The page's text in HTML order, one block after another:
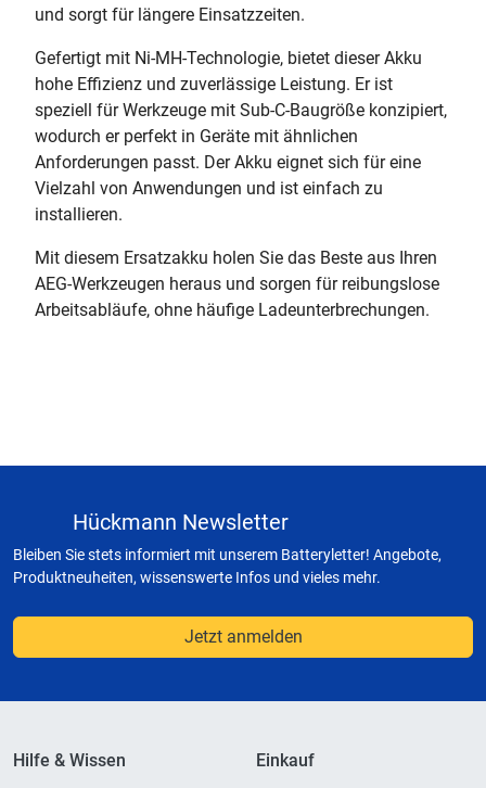
und sorgt für längere Einsatzzeiten.
Gefertigt mit Ni-MH-Technologie, bietet dieser Akku
hohe Effizienz und zuverlässige Leistung. Er ist
speziell für Werkzeuge mit Sub-C-Baugröße konzipiert,
wodurch er perfekt in Geräte mit ähnlichen
Anforderungen passt. Der Akku eignet sich für eine
Vielzahl von Anwendungen und ist einfach zu
installieren.
Mit diesem Ersatzakku holen Sie das Beste aus Ihren
AEG-Werkzeugen heraus und sorgen für reibungslose
Arbeitsabläufe, ohne häufige Ladeunterbrechungen.
Hückmann Newsletter
Bleiben Sie stets informiert mit unserem Batteryletter! Angebote,
Produktneuheiten, wissenswerte Infos und vieles mehr.
Jetzt anmelden
Hilfe & Wissen Einkauf